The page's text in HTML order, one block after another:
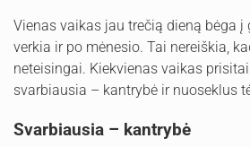
Vienas vaikas jau trečią dieną bėga į
verkia ir po mėnesio. Tai nereiškia,
neteisingai. Kiekvienas vaikas
svarbiausia – kantrybė ir nuoseklus
Svarbiausia – kantrybė